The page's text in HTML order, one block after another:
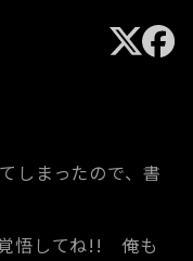
しまったので、書
覚悟してね!! 俺も